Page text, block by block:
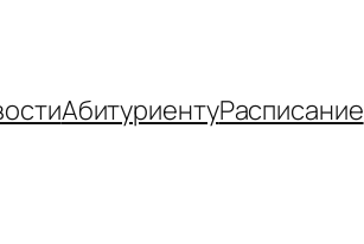
АбитуриентуРаспиcание